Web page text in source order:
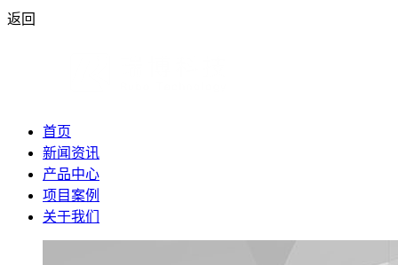
返回
首页
新闻资讯
产品中心
项目案例
关于我们